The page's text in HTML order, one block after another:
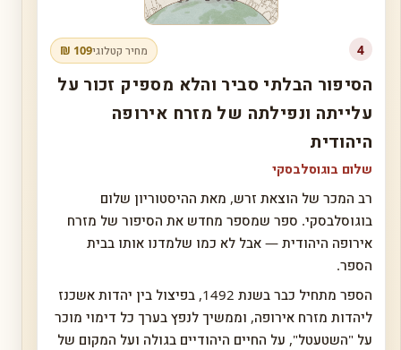
4 מחיר קטלוגי109 ₪
הסיפור הבלתי סביר והלא מספיק זכור על
עלייתה ונפילתה של מזרח אירופה
היהודית
שלום בוגוסלבסקי
רב המכר של הוצאת זרש, מאת ההיסטוריון שלום
בוגוסלבסקי. ספר שמספר מחדש את הסיפור של מזרח
אירופה היהודית — אבל לא כמו שלמדנו אותו בבית
הספר.
הספר מתחיל כבר בשנת 1492, בפיצול בין יהדות אשכנז
ליהדות מזרח אירופה, וממשיך לנפץ בערך כל דימוי מוכר
על "השטעטל", על החיים היהודיים בגולה ועל המקום של